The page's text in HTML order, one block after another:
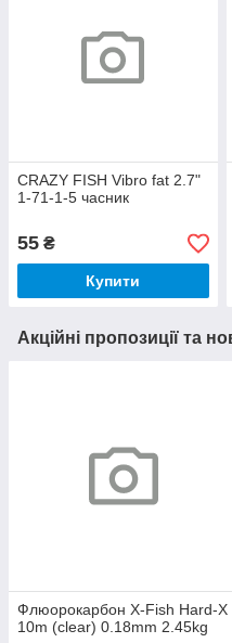
CRAZY FISH Vibro fat 2.7"
1-71-1-5 часник
55 ₴
Купити
Акційні пропозиції та
Флюорокарбон X-Fish Hard-X
10m (clear) 0.18mm 2.45kg